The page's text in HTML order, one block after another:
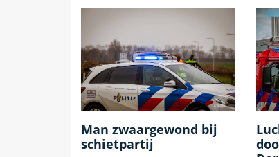
Man zwaargewond bij
schietpartij